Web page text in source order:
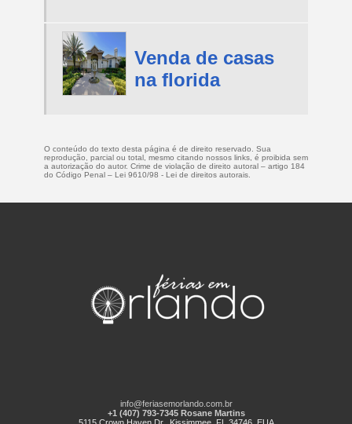
Venda de casas
na florida
O conteúdo do texto desta página é de direito reservado. Sua
reprodução, parcial ou total, mesmo citando nossos links, é proibida sem
a autorização do autor. Crime de violação de direito autoral – artigo 184
do Código Penal – Lei 9610/98 - Lei de direitos autorais
info@feriasemorlando.com.br
+1 (407) 793-7345 Rosane Martins